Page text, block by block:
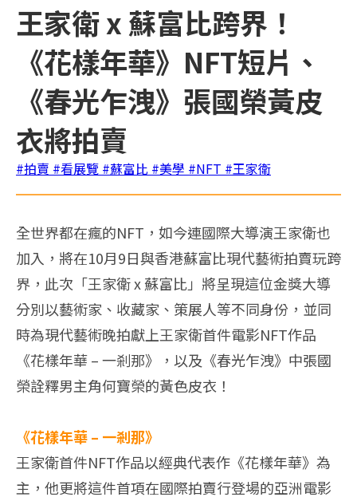
王家衛 x 蘇富比跨界！
《花樣年華》NFT短片、
《春光乍洩》張國榮黃皮
衣將拍賣
#拍賣 #看展覽 #蘇富比 #美學 #NFT #王家衛
全世界都在瘋的NFT，如今連國際大導演王家衛也
加入，將在10月9日與香港蘇富比現代藝術拍賣玩跨
界，此次「王家衛 x 蘇富比」將呈現這位金獎大導
分別以藝術家、收藏家、策展人等不同身份，並同
時為現代藝術晚拍獻上王家衛首件電影NFT作品
《花樣年華 – 一剎那》，以及《春光乍洩》中張國
榮詮釋男主角何寶榮的黃色皮衣！
《花樣年華 – 一剎那》
王家衛首件NFT作品以經典代表作《花樣年華》為
主，他更將這件首項在國際拍賣行登場的亞洲電影